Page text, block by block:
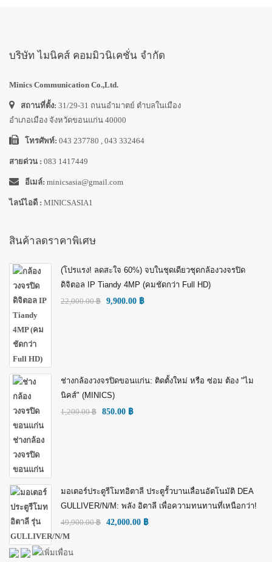
บริษัท ไมนิคส์ คอมมิวนิเคชั่น จำกัด
Minics Communication Co.,Ltd.
สถานที่ตั้ง: 31/29-31 ถนนอำมาตย์ ตำบลในเมือง
อำเภอเมือง จังหวัดขอนแก่น 40000
โทรศัพท์: 043 237780 , 043 332464
สายด่วน : 083 1417449
อีเมล์: minicsasia@gmail.com
ไลน์ไอดี : MINICSASIA1
สินค้าลดราคาพิเศษ
(โปรแรง! ลดสะใจ 60%) จบในชุดเดียวชุดกล้องวงจรปิด
ดิจิตอล IP Tiandy 4MP (คมชัดกว่า Full HD)
22,000.00฿ 9,900.00 ฿
ช่างกล้องวงจรปิดขอนแก่น: ติดตั้งใหม่ หรือ ซ่อม ต้อง "ไม
นิคส์" (MINICS)
1,200.00฿ 850.00 ฿
มอเตอร์ประตูรีโมทอิตาลี ประตูรั้วบานเลื่อนอัตโนมัติ DEA
GULLIVER/N/M: พลัง อิตาลี เพื่อความทนทานที่เหนือกว่า!
49,900.00฿ 42,000.00 ฿